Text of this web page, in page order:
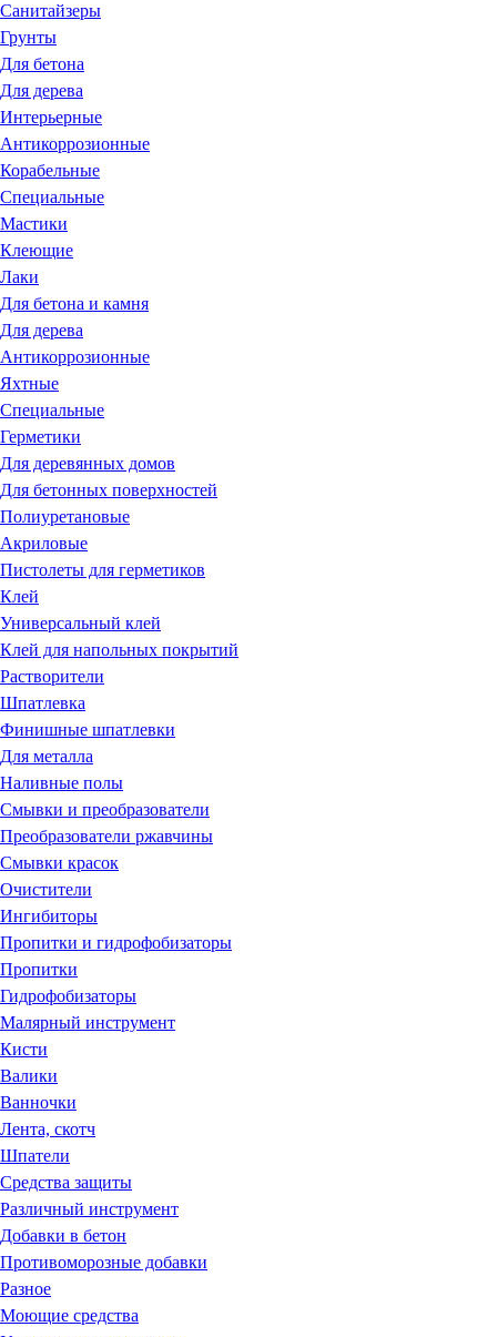
Санитайзеры
Грунты
Для бетона
Для дерева
Интерьерные
Антикоррозионные
Корабельные
Специальные
Мастики
Клеющие
Лаки
Для бетона и камня
Для дерева
Антикоррозионные
Яхтные
Специальные
Герметики
Для деревянных домов
Для бетонных поверхностей
Полиуретановые
Акриловые
Пистолеты для герметиков
Клей
Универсальный клей
Клей для напольных покрытий
Растворители
Шпатлевка
Финишные шпатлевки
Для металла
Наливные полы
Смывки и преобразователи
Преобразователи ржавчины
Смывки красок
Очистители
Ингибиторы
Пропитки и гидрофобизаторы
Пропитки
Гидрофобизаторы
Малярный инструмент
Кисти
Валики
Ванночки
Лента, скотч
Шпатели
Средства защиты
Различный инструмент
Добавки в бетон
Противоморозные добавки
Разное
Моющие средства